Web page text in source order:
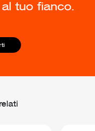
tuo fianco.